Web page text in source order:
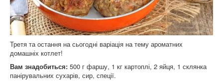
Третя та остання на сьогодні варіація на тему ароматних
домашніх котлет!
Вам знадобиться: 500 г фаршу, 1 кг картоплі, 2 яйця, 1 склянка
панірувальних сухарів, сир, спеції.